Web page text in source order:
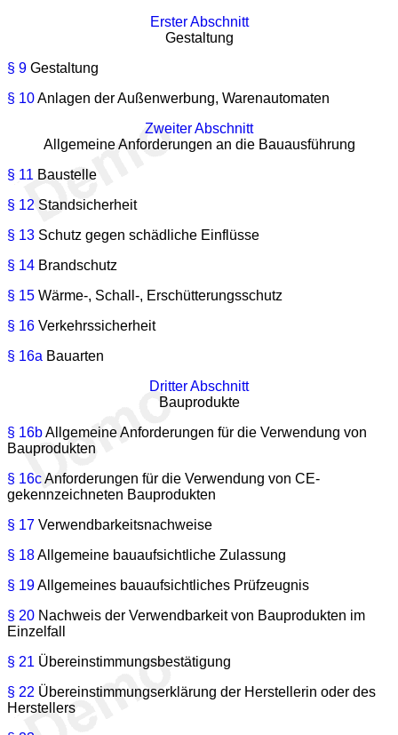
Erster Abschnitt
Gestaltung
§ 9 Gestaltung
§ 10Anlagen der Außenwerbung, Warenautomaten
Zweiter Abschnitt
Allgemeine Anforderungen an die Bauausführung
§ 11 Baustelle
§ 12 Standsicherheit
§ 13 Schutz gegen schädliche Einflüsse
§ 14 Brandschutz
§ 15 Wärme-, Schall-, Erschütterungsschutz
§ 16 Verkehrssicherheit
§ 16a Bauarten
Dritter Abschnitt
Bauprodukte
§ 16bAllgemeine Anforderungen für die Verwendung von
Bauprodukten
§ 16cAnforderungen für die Verwendung von CE-
gekennzeichneten Bauprodukten
§ 17 Verwendbarkeitsnachweise
§ 18Allgemeine bauaufsichtliche Zulassung
§ 19Allgemeines bauaufsichtliches Prüfzeugnis
§ 20 Nachweis der Verwendbarkeit von Bauprodukten im
Einzelfall
§ 21 Übereinstimmungsbestätigung
§ 22 Übereinstimmungserklärung der Herstellerin oder des
Herstellers